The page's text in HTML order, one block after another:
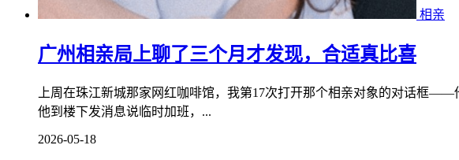
相亲
广州相亲局上聊了三个月才发现，合适真比喜
上周在珠江新城那家网红咖啡馆，我第17次打开那个相亲对象的对话框
他到楼下发消息说临时加班，...
2026-05-18